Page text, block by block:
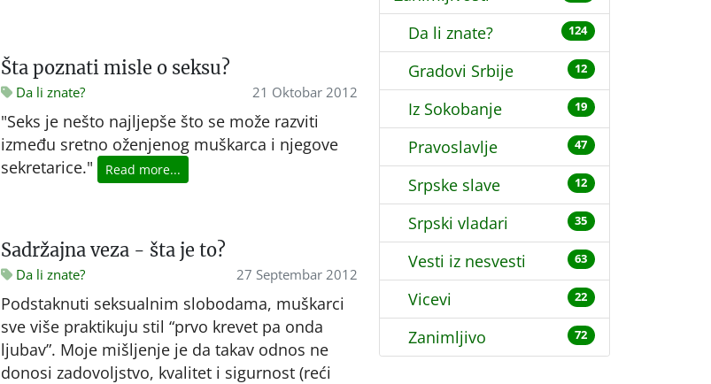
Šta poznati misle o seksu?
Da li znate? 21 Oktobar 2012
"Seks je nešto najljepše što se može razviti
između sretno oženjenog muškarca i njegove
sekretarice."
Read more...
Sadržajna veza - šta je to?
Da li znate? 27 Septembar 2012
Podstaknuti seksualnim slobodama, muškarci
sve više praktikuju stil “prvo krevet pa onda
ljubav”. Moje mišljenje je da takav odnos ne
donosi zadovoljstvo, kvalitet i sigurnost (reći
Da li znate? 124
Gradovi Srbije 12
Iz Sokobanje 19
Pravoslavlje 47
Srpske slave 12
Srpski vladari 35
Vesti iz nesvesti 63
Vicevi 22
Zanimljivo 72